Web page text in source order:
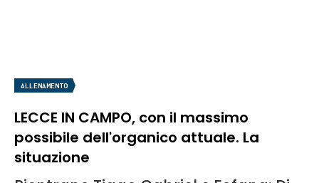
ALLENAMENTO
LECCE IN CAMPO, con il massimo
possibile dell'organico attuale. La
situazione